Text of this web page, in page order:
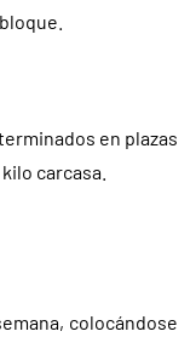
en plazas
carcasa.
colocándose